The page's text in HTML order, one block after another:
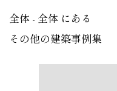
全体 - 全体 にある
その他の建築事例集